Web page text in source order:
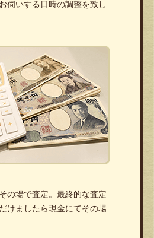
伺いする日時の調整を致し
の場で査定。最終的な査定
けましたら現金にてその場